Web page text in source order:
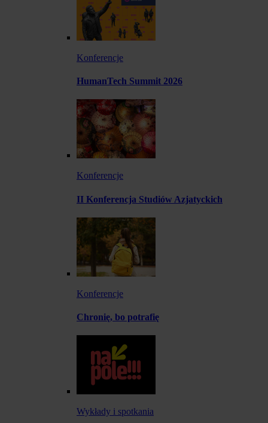
Konferencje
HumanTech Summit 2026
Konferencje
II Konferencja Studiów Azjatyckich
Konferencje
Chronię, bo potrafię
Wykłady i spotkania